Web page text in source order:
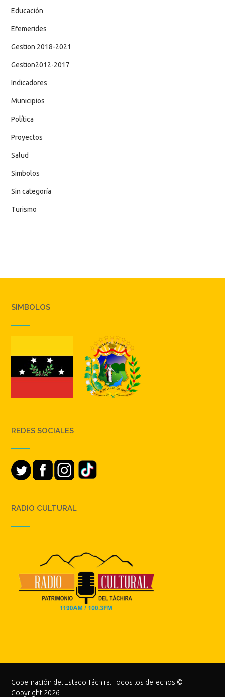
Educación
Efemerides
Gestion 2018-2021
Gestion2012-2017
Indicadores
Municipios
Política
Proyectos
Salud
Simbolos
Sin categoría
Turismo
SIMBOLOS
REDES SOCIALES
RADIO CULTURAL
Gobernación del Estado Táchira. Todos los derechos ©
Copyright 2026